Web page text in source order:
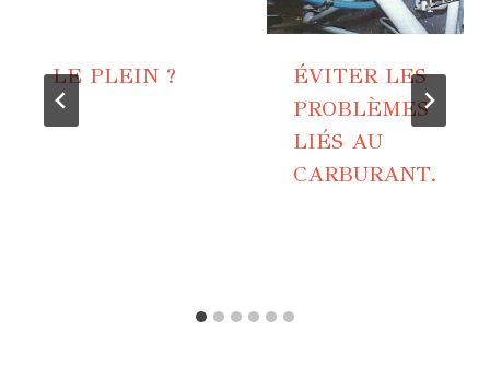
LE PLEIN ?
ÉVITER LES
PROBLÈMES
LIÉS AU
CARBURANT.